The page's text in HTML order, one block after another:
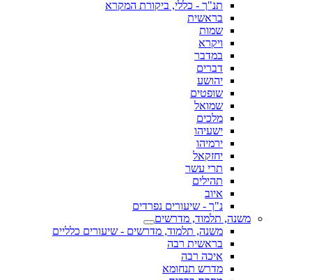
תנ"ך - כללי, ביקורת המקרא
בראשית
שמות
ויקרא
במדבר
דברים
יהושע
שופטים
שמואל
מלכים
ישעיהו
ירמיהו
יחזקאל
תרי עשר
תהילים
איוב
נ"ך - שיעורים נפרדים
משנה, תלמוד, מדרשים
משנה, תלמוד, מדרשים - שיעורים כלליים
בראשית רבה
איכה רבה
מדרש תנחומא